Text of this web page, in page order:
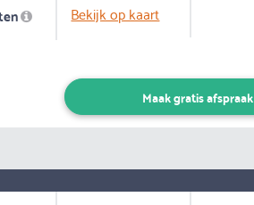
Bekijk op kaart
Maak gratis afspraak